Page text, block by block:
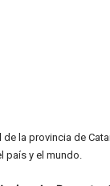
la provincia de
país y el mundo.